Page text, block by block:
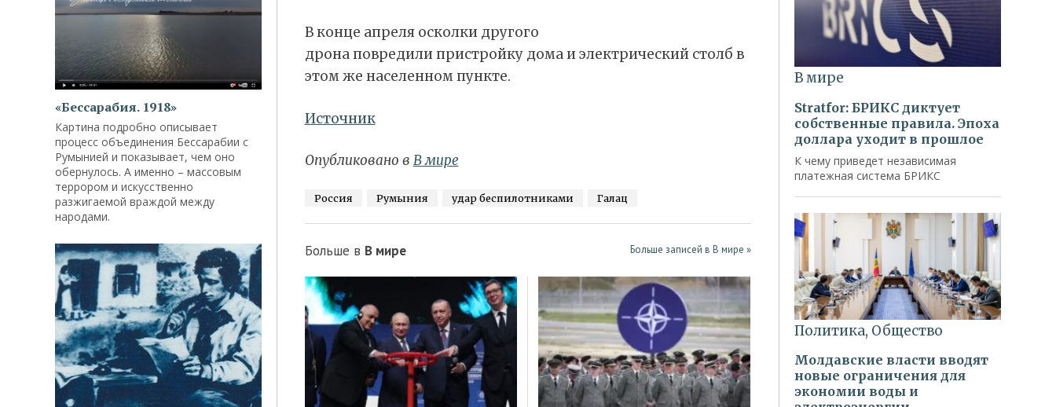
«Бессарабия. 1918»
Картина подробно описывает
процесс объединения Бессарабии с
Румынией и показывает, чем оно
обернулось. А именно – массовым
террором и искусственно
разжигаемой враждой между
народами.
В конце апреля осколки другого
дрона повредили пристройку дома и электрический столб в
этом же населенном пункте.
Источник
Опубликовано в В мире
Россия Румыния удар беспилотниками Галац
Больше в В мире Больше записей в В мире »